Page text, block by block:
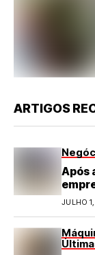
ARTIGOS
Após
JULHO